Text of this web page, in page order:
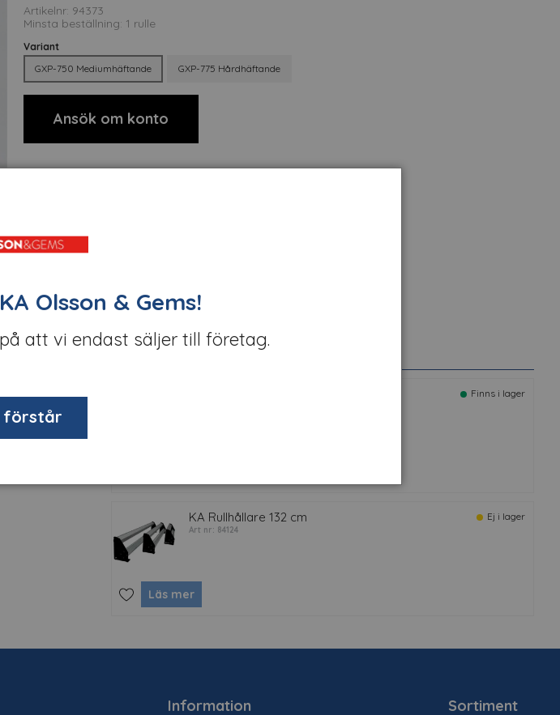
Artikelnr: 94373
Minsta beställning: 1 rulle
Variant
GXP-750 Mediumhäftande
GXP-775 Hårdhäftande
Ansök om konto
Finns i lager
KA Rullhållare 132 cm
Art nr: 84124
Ej i lager
Läs mer
Information Sortiment
Olsson & Gems!
att vi endast säljer till företag.
förstår